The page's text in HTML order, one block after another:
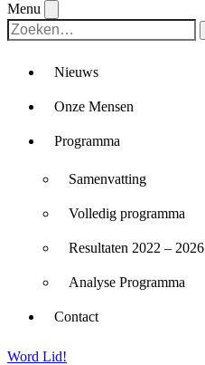
Menu
Nieuws
Onze Mensen
Programma
Samenvatting
Volledig programma
Resultaten 2022 – 2026
Analyse Programma
Contact
Word Lid!